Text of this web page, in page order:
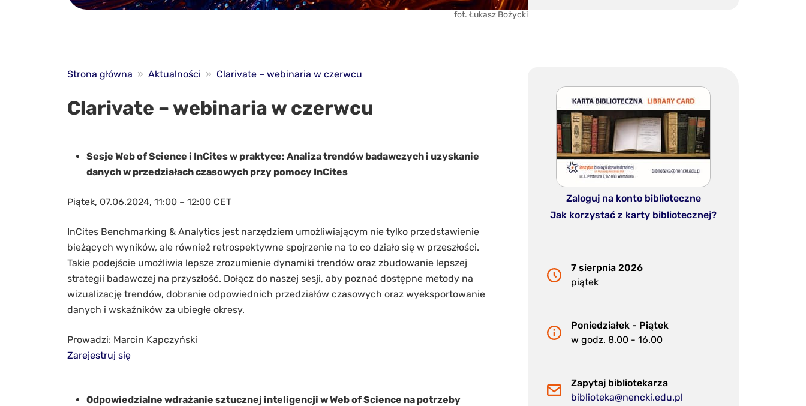
fot. Łukasz Bożycki
Strona główna » Aktualności » Clarivate – webinaria w czerwcu
Clarivate – webinaria w czerwcu
Sesje Web of Science i InCites w praktyce: Analiza trendów badawczych i uzyskanie
danych w przedziałach czasowych przy pomocy InCites
Piątek, 07.06.2024, 11:00 – 12:00 CET
InCites Benchmarking & Analytics jest narzędziem umożliwiającym nie tylko przedstawienie
bieżących wyników, ale również retrospektywne spojrzenie na to co działo się w przeszłości.
Takie podejście umożliwia lepsze zrozumienie dynamiki trendów oraz zbudowanie lepszej
strategii badawczej na przyszłość. Dołącz do naszej sesji, aby poznać dostępne metody na
wizualizację trendów, dobranie odpowiednich przedziałów czasowych oraz wyeksportowanie
danych i wskaźników za ubiegłe okresy.
Prowadzi: Marcin Kapczyński
Zarejestruj się
Odpowiedzialne wdrażanie sztucznej inteligencji w Web of Science na potrzeby
Zaloguj na konto biblioteczne
Jak korzystać z karty bibliotecznej?
7 sierpnia 2026
piątek
Poniedziałek - Piątek
w godz. 8.00 - 16.00
Zapytaj bibliotekarza
biblioteka@nencki.edu.pl